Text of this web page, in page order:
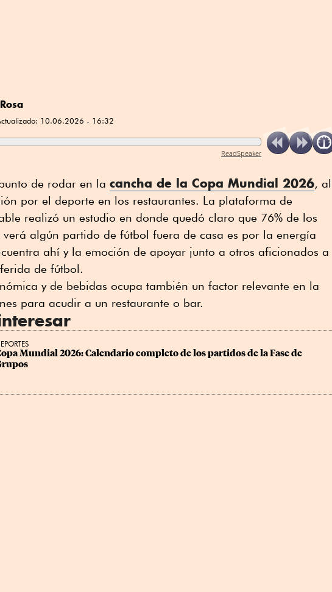
10.06.2026 - 16:32
ReadSpeaker
de rodar en la cancha de la Copa Mundial 2026, al
por el deporte en los restaurantes. La plataforma de
realizó un estudio en donde quedó claro que 76% de los
verá algún partido de fútbol fuera de casa es por la energía
ahí y la emoción de apoyar junto a otros aficionados a
de fútbol.
y de bebidas ocupa también un factor relevante en la
para acudir a un restaurante o bar.
Mundial 2026: Calendario completo de los partidos de la Fase de